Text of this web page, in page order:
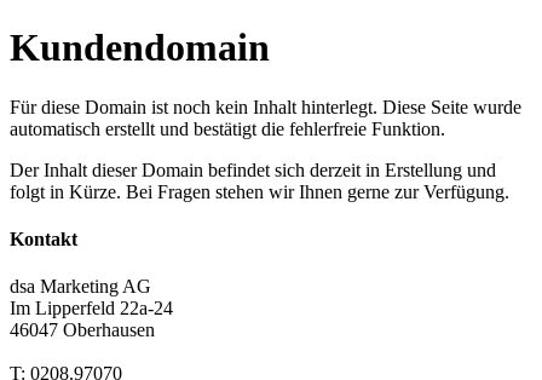
Kundendomain
Für diese Domain ist noch kein Inhalt hinterlegt. Diese Seite wurde
automatisch erstellt und bestätigt die fehlerfreie Funktion.
Der Inhalt dieser Domain befindet sich derzeit in Erstellung und
folgt in Kürze. Bei Fragen stehen wir Ihnen gerne zur Verfügung.
Kontakt
dsa Marketing AG
Im Lipperfeld 22a-24
46047 Oberhausen
T: 0208.97070